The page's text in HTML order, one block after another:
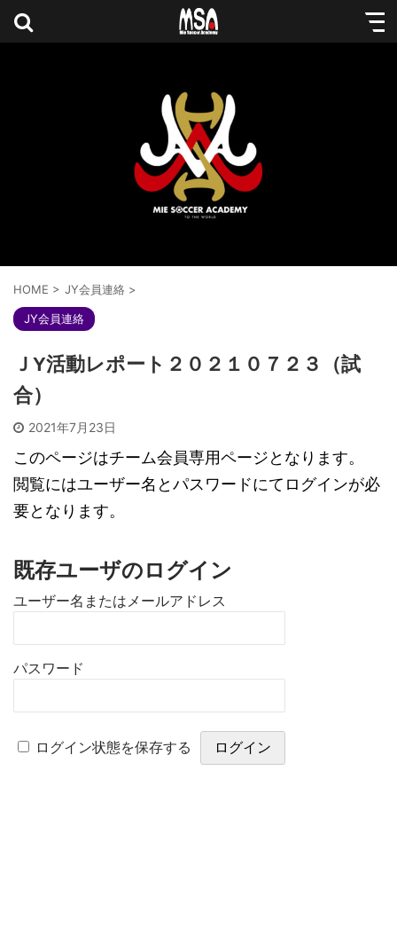
HOME > JY会員連絡 >
JY会員連絡
ＪY活動レポート２０２１０７２３（試
合）
2021年7月23日
このページはチーム会員専用ページとなります。
閲覧にはユーザー名とパスワードにてログインが必
要となります。
既存ユーザのログイン
ユーザー名またはメールアドレス
パスワード
ログイン状態を保存する